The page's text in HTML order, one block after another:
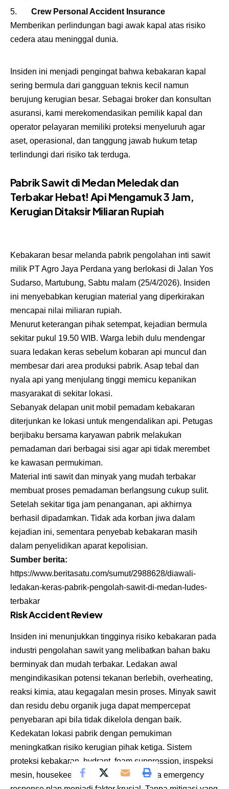
Crew Personal Accident Insurance
Memberikan perlindungan bagi awak kapal atas risiko
cedera atau meninggal dunia.
Insiden ini menjadi pengingat bahwa kebakaran kapal
sering bermula dari gangguan teknis kecil namun
berujung kerugian besar. Sebagai broker dan konsultan
asuransi, kami merekomendasikan pemilik kapal dan
operator pelayaran memiliki proteksi menyeluruh agar
aset, operasional, dan tanggung jawab hukum tetap
terlindungi dari risiko tak terduga.
Pabrik Sawit di Medan Meledak dan
Terbakar Hebat! Api Mengamuk 3 Jam,
Kerugian Ditaksir Miliaran Rupiah
Kebakaran besar melanda pabrik pengolahan inti sawit
milik PT Agro Jaya Perdana yang berlokasi di Jalan Yos
Sudarso, Martubung, Sabtu malam (25/4/2026). Insiden
ini menyebabkan kerugian material yang diperkirakan
mencapai nilai miliaran rupiah.
Menurut keterangan pihak setempat, kejadian bermula
sekitar pukul 19.50 WIB. Warga lebih dulu mendengar
suara ledakan keras sebelum kobaran api muncul dan
membesar dari area produksi pabrik. Asap tebal dan
nyala api yang menjulang tinggi memicu kepanikan
masyarakat di sekitar lokasi.
Sebanyak delapan unit mobil pemadam kebakaran
diterjunkan ke lokasi untuk mengendalikan api. Petugas
berjibaku bersama karyawan pabrik melakukan
pemadaman dari berbagai sisi agar api tidak merembet
ke kawasan permukiman.
Material inti sawit dan minyak yang mudah terbakar
membuat proses pemadaman berlangsung cukup sulit.
Setelah sekitar tiga jam penanganan, api akhirnya
berhasil dipadamkan. Tidak ada korban jiwa dalam
kejadian ini, sementara penyebab kebakaran masih
dalam penyelidikan aparat kepolisian.
Sumber berita:
https://www.beritasatu.com/sumut/2988628/diawali-
ledakan-keras-pabrik-pengolah-sawit-di-medan-ludes-
terbakar
Risk Accident Review
Insiden ini menunjukkan tingginya risiko kebakaran pada
industri pengolahan sawit yang melibatkan bahan baku
berminyak dan mudah terbakar. Ledakan awal
mengindikasikan potensi tekanan berlebih, overheating,
reaksi kimia, atau kegagalan mesin proses. Minyak sawit
dan residu debu organik juga dapat mempercepat
penyebaran api bila tidak dikelola dengan baik.
Kedekatan lokasi pabrik dengan pemukiman
meningkatkan risiko kerugian pihak ketiga. Sistem
proteksi kebakaran, hydrant, foam suppression, inspeksi
mesin, housekeeping area produksi, serta emergency